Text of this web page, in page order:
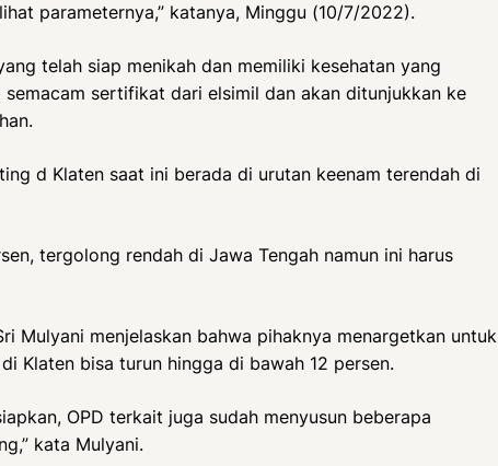
parameternya,” katanya, Minggu (10/7/2022).
telah siap menikah dan memiliki kesehatan yang
sertifikat dari elsimil dan akan ditunjukkan ke
d Klaten saat ini berada di urutan keenam terendah di
tergolong rendah di Jawa Tengah namun ini harus
Mulyani menjelaskan bahwa pihaknya menargetkan untuk
Klaten bisa turun hingga di bawah 12 persen.
OPD terkait juga sudah menyusun beberapa
kata Mulyani.